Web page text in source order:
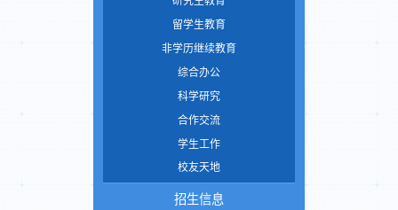
留学生教育
非学历继续教育
综合办公
科学研究
合作交流
学生工作
校友天地
招生信息